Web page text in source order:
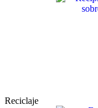
Reciclaje